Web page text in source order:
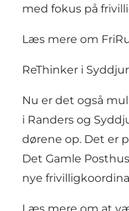
med fokus på
Læs mere om
ReThinker i
Nu er det også
i Randers og
dørene op. Det er
Det Gamle
nye
Læs mere om at